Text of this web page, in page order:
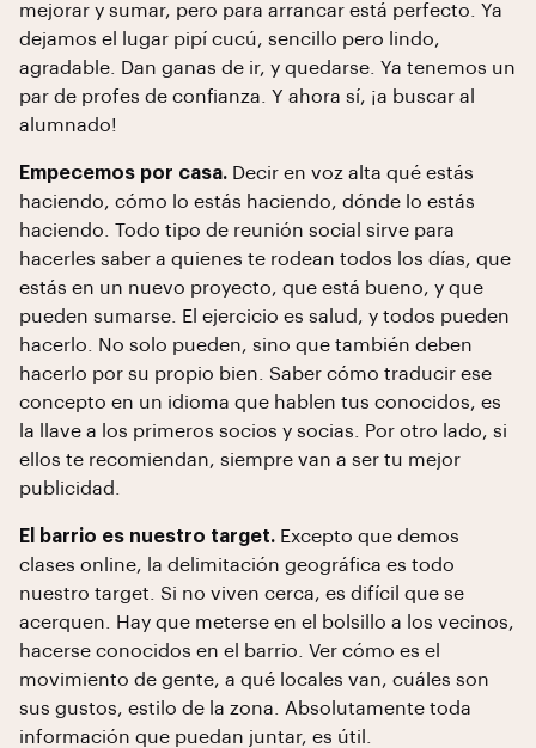
mejorar y sumar, pero para arrancar está perfecto. Ya
dejamos el lugar pipí cucú, sencillo pero lindo,
agradable. Dan ganas de ir, y quedarse. Ya tenemos un
par de profes de confianza. Y ahora sí, ¡a buscar al
alumnado!
Empecemos por casa. Decir en voz alta qué estás
haciendo, cómo lo estás haciendo, dónde lo estás
haciendo. Todo tipo de reunión social sirve para
hacerles saber a quienes te rodean todos los días, que
estás en un nuevo proyecto, que está bueno, y que
pueden sumarse. El ejercicio es salud, y todos pueden
hacerlo. No solo pueden, sino que también deben
hacerlo por su propio bien. Saber cómo traducir ese
concepto en un idioma que hablen tus conocidos, es
la llave a los primeros socios y socias. Por otro lado, si
ellos te recomiendan, siempre van a ser tu mejor
publicidad.
El barrio es nuestro target. Excepto que demos
clases online, la delimitación geográfica es todo
nuestro target. Si no viven cerca, es difícil que se
acerquen. Hay que meterse en el bolsillo a los vecinos,
hacerse conocidos en el barrio. Ver cómo es el
movimiento de gente, a qué locales van, cuáles son
sus gustos, estilo de la zona. Absolutamente toda
información que puedan juntar, es útil.